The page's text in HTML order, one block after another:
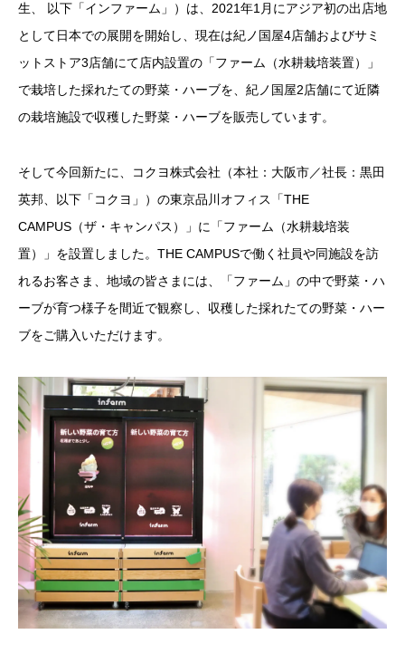
生、 以下「インファーム」）は、2021年1月にアジア初の出店地
として日本での展開を開始し、現在は紀ノ国屋4店舗およびサミ
ットストア3店舗にて店内設置の「ファーム（水耕栽培装置）」
で栽培した採れたての野菜・ハーブを、紀ノ国屋2店舗にて近隣
の栽培施設で収穫した野菜・ハーブを販売しています。
そして今回新たに、コクヨ株式会社（本社：大阪市／社長：黒田
英邦、以下「コクヨ」）の東京品川オフィス「THE
CAMPUS（ザ・キャンパス）」に「ファーム（水耕栽培装
置）」を設置しました。THE CAMPUSで働く社員や同施設を訪
れるお客さま、地域の皆さまには、「ファーム」の中で野菜・ハ
ーブが育つ様子を間近で観察し、収穫した採れたての野菜・ハー
ブをご購入いただけます。